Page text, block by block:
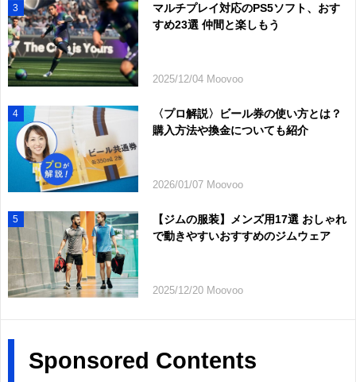
3
マルチプレイ対応のPS5ソフト、おす
すめ23選 仲間と楽しもう
2025/12/04 Moovoo
4
〈プロ解説〉ビール券の使い方とは？
購入方法や換金についても紹介
2026/01/07 Moovoo
5
【ジムの服装】メンズ用17選 おしゃれ
で動きやすいおすすめのジムウェア
2025/12/20 Moovoo
Sponsored Contents